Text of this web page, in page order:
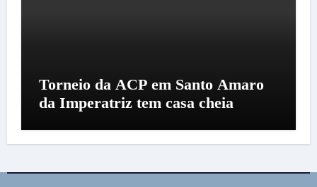
Torneio da ACP em Santo Amaro
da Imperatriz tem casa cheia